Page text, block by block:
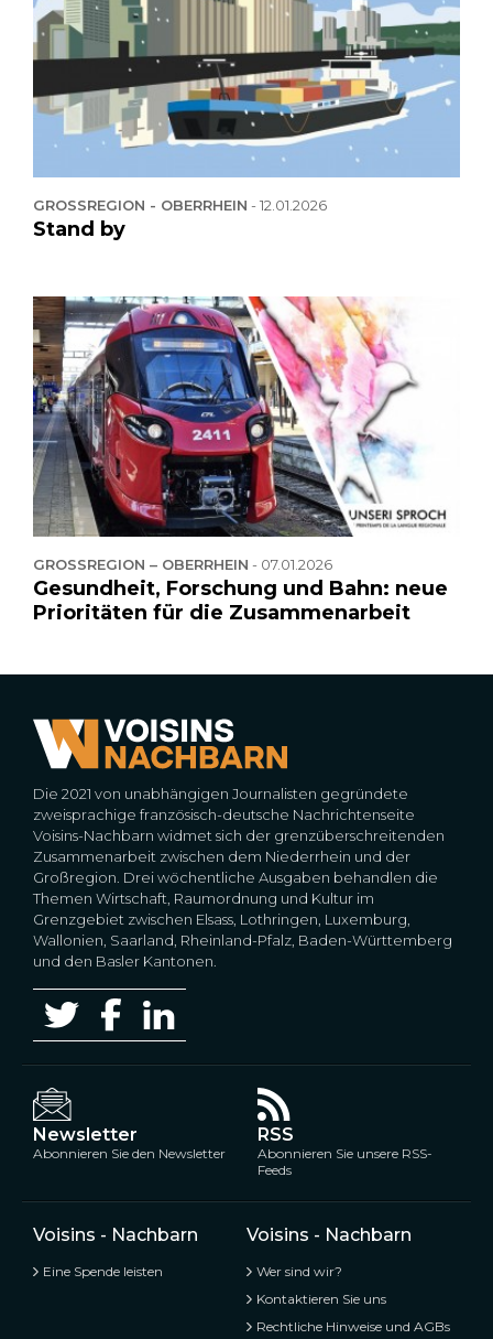
GROSSREGION - OBERRHEIN -12.01.2026
Stand by
GROSSREGION – OBERRHEIN - 07.01.2026
Gesundheit, Forschung und Bahn: neue
Prioritäten für die Zusammenarbeit
Die 2021 von unabhängigen Journalisten gegründete
zweisprachige französisch-deutsche Nachrichtenseite
Voisins-Nachbarn widmet sich der grenzüberschreitenden
Zusammenarbeit zwischen dem Niederrhein und der
Großregion. Drei wöchentliche Ausgaben behandlen die
Themen Wirtschaft, Raumordnung und Kultur im
Grenzgebiet zwischen Elsass, Lothringen, Luxemburg,
Wallonien, Saarland, Rheinland-Pfalz, Baden-Württemberg
und den Basler Kantonen.
Newsletter
Abonnieren Sie den Newsletter
RSS
Abonnieren Sie unsere RSS-
Feeds
Voisins - Nachbarn
Eine Spende leisten
Voisins - Nachbarn
Wer sind wir?
Kontaktieren Sie uns
Rechtliche Hinweise und AGBs